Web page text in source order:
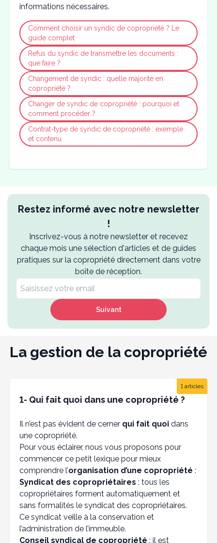
informations nécessaires.
Comment choisir un syndic de copropriété ? Le
guide complet
Refus du syndic de transmettre les documents :
que faire ?
Changement de syndic : quelle majorité en
copropriété ?
Changer de syndic de copropriété : pourquoi et
comment procéder ?
Contrat-type de syndic de copropriété : exemple
et contenu
Restez informé avec notre newsletter
!
Inscrivez-vous à notre newsletter et recevez
chaque mois une sélection d'articles et de guides
pratiques sur la copropriété directement dans votre
boîte de réception.
Suivant
La gestion de la copropriété
1 articles
1- Qui fait quoi dans une copropriété ?
Il n’est pas évident de cerner qui fait quoi dans
une copropriété.
Pour vous éclairer, nous vous proposons pour
commencer ce petit lexique pour mieux
comprendre l’organisation d’une copropriété :
Syndicat des copropriétaires : tous les
copropriétaires forment automatiquement et
sans formalités le syndicat des copropriétaires.
Ce syndicat veille à la conservation et
l’administration de l’immeuble.
Conseil syndical de copropriété : il est